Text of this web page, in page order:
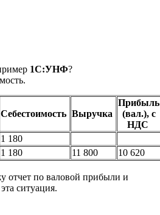
1С:УНФ?
Себестоимость Выручка
Прибыль
(вал.), с
НДС
1 180
1 180 11 800 10 620
отчет по валовой прибыли и
ситуация.